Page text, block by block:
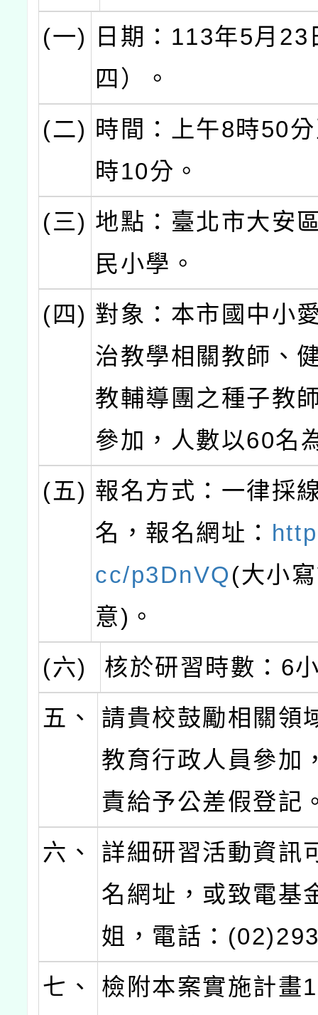
(一)
日期：113年5月23
四）。
(二) 時間：上午8時50
時10分。
(三) 地點：臺北市大安
民小學。
(四) 對象：本市國中小
治教學相關教師、
教輔導團之種子教
參加，人數以60名
(五) 報名方式：一律採
名，報名網址：
cc/p3DnVQ(大小
意)。
(六)
核於研習時數：6
五、
請貴校鼓勵相關領
教育行政人員參加
責給予公差假登記
六、
詳細研習活動資訊
名網址，或致電基
姐，電話：
七、
檢附本案實施計畫